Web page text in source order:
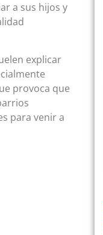
a sus hijos y
explicar
provoca que
para venir a